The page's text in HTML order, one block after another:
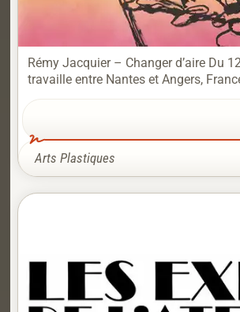
Rémy Jacquier – Changer d’aire Du
travaille entre Nantes et Angers,
Arts Plastiques